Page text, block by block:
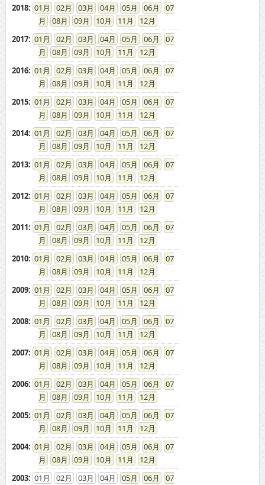
2018: 01 02 03 04 05 06
07
08
09 10 11
12
2017: 01 02 03 04 05 06
07
08
09 10 11
12
2016: 01 02 03 04 05 06
07
08
09 10 11
12
2015: 01 02 03 04 05 06
07
08
09 10 11
12
2014: 01 02 03 04 05 06
07
08
09 10 11
12
2013: 01 02 03 04 05 06
07
08
09 10 11
12
2012: 01 02 03 04 05 06
07
08
09 10 11
12
2011: 01 02 03 04 05 06
07
08
09 10 11
12
2010: 01 02 03 04 05 06
07
08
09 10 11
12
2009: 01 02 03 04 05 06
07
08
09 10 11
12
2008: 01 02 03 04 05 06
07
08
09 10 11
12
2007: 01 02 03 04 05 06
07
08
09 10 11
12
2006: 01 02 03 04 05 06
07
08
09 10 11
12
2005: 01 02 03 04 05 06
07
08
09 10 11
12
2004: 01 02 03 04 05 06
07
08
09 10 11
12
2003: 01 02 03 04 05 06
07